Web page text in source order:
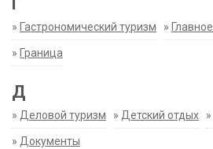
» Гастрономический туризм » Главное
» Граница
Д
» Деловой туризм » Детский отдых »
» Документы